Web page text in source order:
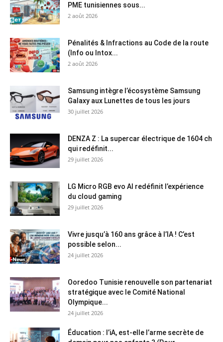
PME tunisiennes sous...
2 août 2026
Pénalités & Infractions au Code de la route
(Info ou Intox...
2 août 2026
Samsung intègre l’écosystème Samsung
Galaxy aux Lunettes de tous les jours
30 juillet 2026
DENZA Z : La supercar électrique de 1604 ch
qui redéfinit...
29 juillet 2026
LG Micro RGB evo AI redéfinit l’expérience
du cloud gaming
29 juillet 2026
Vivre jusqu’à 160 ans grâce à l’IA ! C’est
possible selon...
24 juillet 2026
Ooredoo Tunisie renouvelle son partenariat
stratégique avec le Comité National
Olympique...
24 juillet 2026
Éducation : l’iA, est-elle l’arme secrète de